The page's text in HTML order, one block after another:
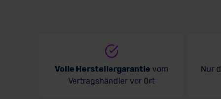
Volle Herstellergarantie vom
Vertragshändler vor Ort
Nur